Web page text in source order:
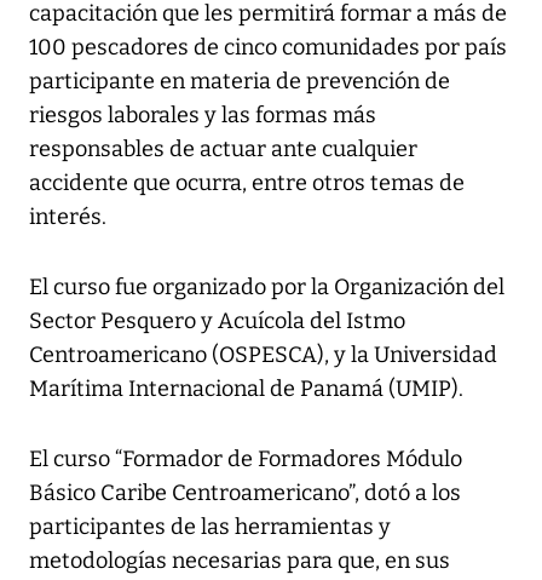
capacitación que les permitirá formar a más de
100 pescadores de cinco comunidades por país
participante en materia de prevención de
riesgos laborales y las formas más
responsables de actuar ante cualquier
accidente que ocurra, entre otros temas de
interés.
El curso fue organizado por la Organización del
Sector Pesquero y Acuícola del Istmo
Centroamericano (OSPESCA), y la Universidad
Marítima Internacional de Panamá (UMIP).
El curso “Formador de Formadores Módulo
Básico Caribe Centroamericano”, dotó a los
participantes de las herramientas y
metodologías necesarias para que, en sus